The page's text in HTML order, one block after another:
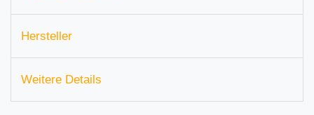
Hersteller
Weitere Details